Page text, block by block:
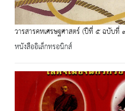
วารสารคหเศรษฐศาสตร์ (ปีที่ ๕ ฉบับ
หนังสืออิเล็กทรอนิกส์